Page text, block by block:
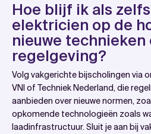
Hoe blijf ik als
elektricien op de
nieuwe technieken
regelgeving?
Volg vakgerichte bijscholingen via
VNI of Techniek Nederland, die
aanbieden over nieuwe normen,
opkomende technologieën zoals
laadinfrastructuur. Sluit je aan bij